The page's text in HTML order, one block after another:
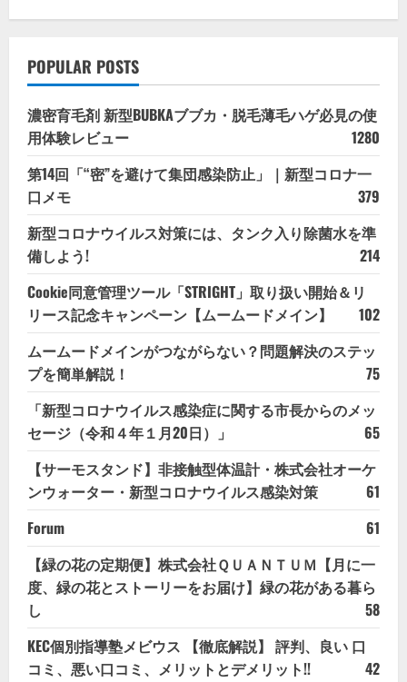
POPULAR POSTS
濃密育毛剤 新型BUBKAブブカ・脱毛薄毛ハゲ必見の使
用体験レビュー
1280
第14回「“密”を避けて集団感染防止」｜新型コロナ一
口メモ
379
新型コロナウイルス対策には、タンク入り除菌水を準
備しよう!
214
Cookie同意管理ツール「STRIGHT」取り扱い開始＆リ
リース記念キャンペーン【ムームードメイン】
102
ムームードメインがつながらない？問題解決のステッ
プを簡単解説！
75
「新型コロナウイルス感染症に関する市長からのメッ
セージ（令和４年１月20日）」
65
【サーモスタンド】非接触型体温計・株式会社オーケ
ンウォーター・新型コロナウイルス感染対策
61
Forum
61
【緑の花の定期便】株式会社ＱＵＡＮＴＵＭ【月に一
度、緑の花とストーリーをお届け】緑の花がある暮ら
し
58
KEC個別指導塾メビウス 【徹底解説】 評判、良い 口
コミ、悪い口コミ、メリットとデメリット!!
42